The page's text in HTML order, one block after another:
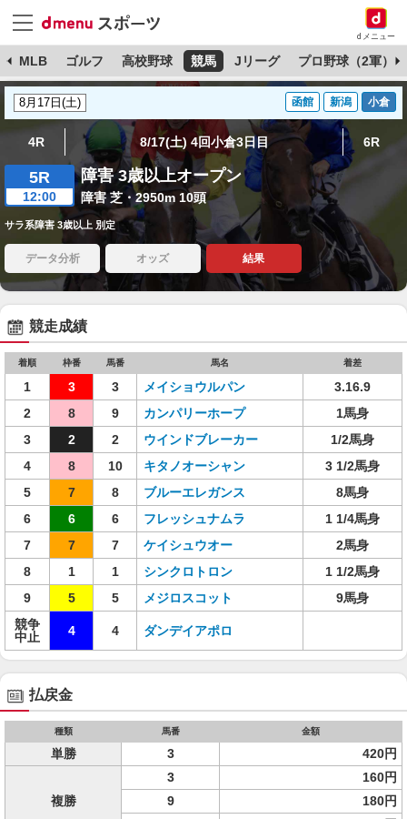
dメニュー
MLB ゴルフ 高校野球 競馬 Jリーグ プロ野球（2軍）
函館 新潟 小倉
4R 8/17(土) 4回小倉3日目 6R
5R
12:00
障害 3歳以上オープン
障害 芝・2950m 10頭
サラ系障害 3歳以上 別定
データ分析 オッズ 結果
競走成績
着順 枠番 馬番 馬名 着差
1 3 3 メイショウルパン
3.16.9
2
8 9 カンパリーホープ
1馬身
3
2 2 ウインドブレーカー
1/2馬身
4
8 10 キタノオーシャン
3 1/2馬身
5
7 8 ブルーエレガンス
8馬身
6
6 6 フレッシュナムラ
1 1/4馬身
7
7 7 ケイシュウオー
2馬身
8
1 1 シンクロトロン
1 1/2馬身
9
5 5 メジロスコット
9馬身
競争
中止
4 4 ダンデイアポロ
払戻金
種類 馬番 金額
単勝 3 420円
複勝
3
160円
9
180円